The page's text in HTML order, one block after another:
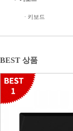
· 키보드
BEST 상품